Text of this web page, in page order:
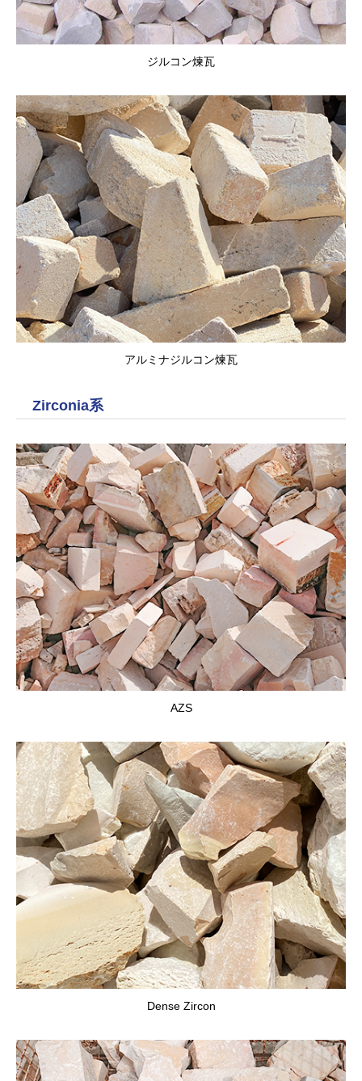
ジルコン煉瓦
アルミナジルコン煉瓦
Zirconia系
AZS
Dense Zircon